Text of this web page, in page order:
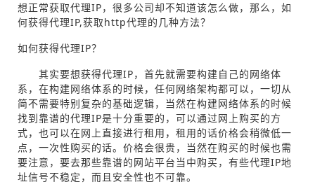
想正常获取代理IP，很多公司却不知道该怎么做，那么，如
何获得代理IP,获取http代理的几种方法？
如何获得代理IP？
其实要想获得代理IP，首先就需要构建自己的网络体
系，在构建网络体系的时候，任何网络架构都可以，一切从
简不需要特别复杂的基础逻辑，当然在构建网络体系的时候
找到靠谱的代理IP是十分重要的，可以通过网上购买的方
式，也可以在网上直接进行租用，租用的话价格会稍微低一
点，一次性购买的话。价格会很贵，当然在购买的时候也需
要注意，要去那些靠谱的网站平台当中购买，有些代理IP地
址信号不稳定，而且安全性也不可靠。